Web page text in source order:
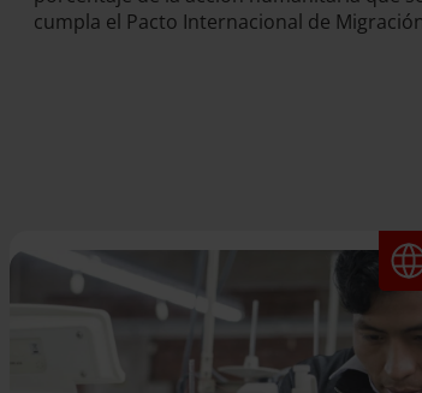
cumpla el Pacto Internacional de